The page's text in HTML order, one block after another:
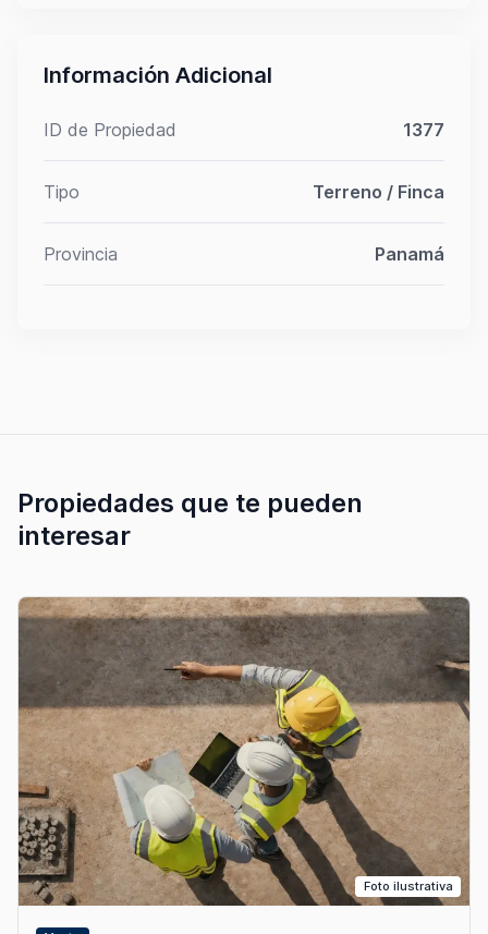
Información Adicional
ID de Propiedad 1377
Tipo Terreno / Finca
Provincia Panamá
Propiedades que te pueden
interesar
Foto ilustrativa